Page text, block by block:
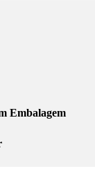
Embalagem